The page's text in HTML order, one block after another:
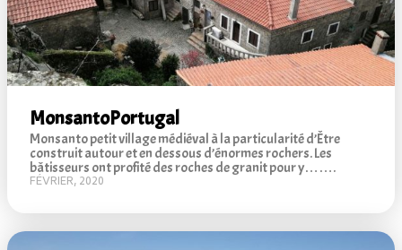
MonsantoPortugal
Monsanto petit village médiéval à la particularité d’Être
construit autour et en dessous d’énormes rochers. Les
bâtisseurs ont profité des roches de granit pour y…….
FÉVRIER, 2020